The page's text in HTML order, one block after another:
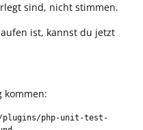
sind, nicht stimmen.
ist, kannst du jetzt
kommen:
plugins/php-unit-test-